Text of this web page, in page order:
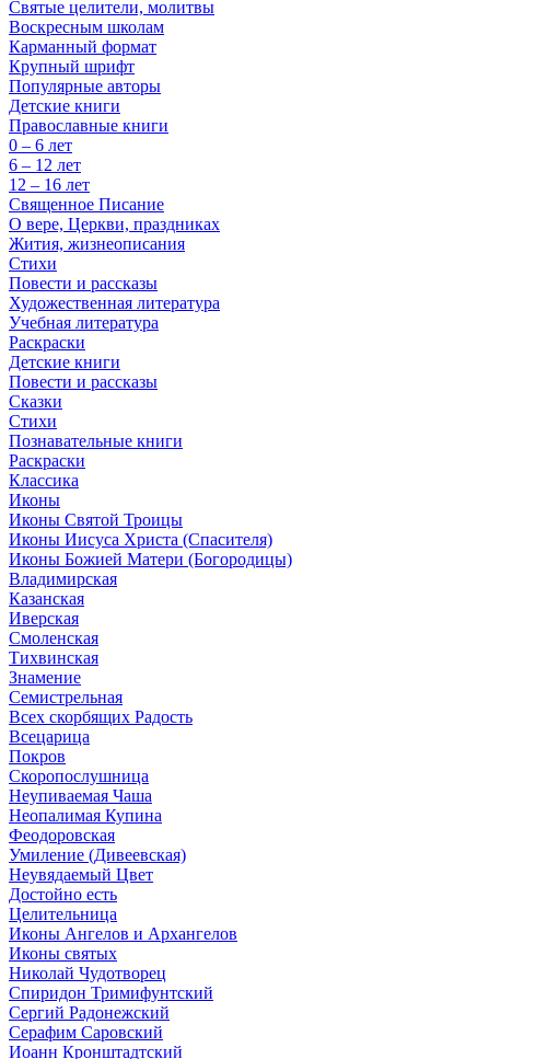
Святые целители, молитвы
Воскресным школам
Карманный формат
Крупный шрифт
Популярные авторы
Детские книги
Православные книги
0 – 6 лет
6 – 12 лет
12 – 16 лет
Священное Писание
О вере, Церкви, праздниках
Жития, жизнеописания
Стихи
Повести и рассказы
Художественная литература
Учебная литература
Раскраски
Детские книги
Повести и рассказы
Сказки
Стихи
Познавательные книги
Раскраски
Классика
Иконы
Иконы Святой Троицы
Иконы Иисуса Христа (Спасителя)
Иконы Божией Матери (Богородицы)
Владимирская
Казанская
Иверская
Смоленская
Тихвинская
Знамение
Семистрельная
Всех скорбящих Радость
Всецарица
Покров
Скоропослушница
Неупиваемая Чаша
Неопалимая Купина
Феодоровская
Умиление (Дивеевская)
Неувядаемый Цвет
Достойно есть
Целительница
Иконы Ангелов и Архангелов
Иконы святых
Николай Чудотворец
Спиридон Тримифунтский
Сергий Радонежский
Серафим Саровский
Иоанн Кронштадтский